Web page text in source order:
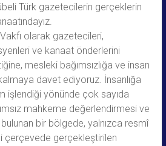
Türk gazetecilerin gerçeklerin
olarak gazetecileri,
ve kanaat önderlerini
mesleki bağımsızlığa ve insan
davet ediyoruz. İnsanlığa
işlendiği yönünde çok sayıda
mahkeme değerlendirmesi ve
bir bölgede, yalnızca resmî
çerçevede gerçekleştirilen